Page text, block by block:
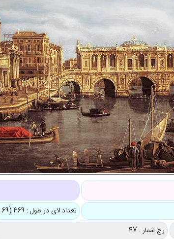
تعداد لای در طول : 469 (69 سانتی متر)
رج شمار : 47